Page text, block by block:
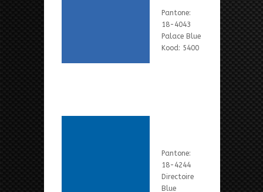
Pantone:
18-4043
Palace Blue
Kood: 5400
Pantone:
18-4244
Directoire
Blue